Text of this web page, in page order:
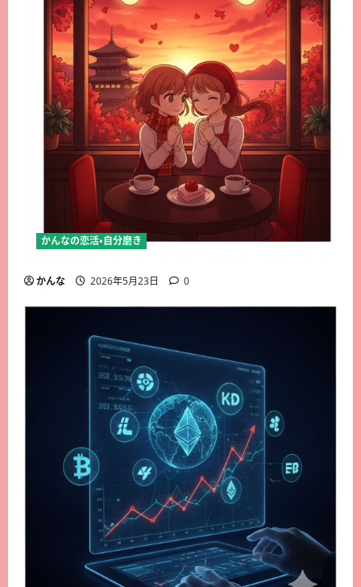
かんなの恋活・自分磨き
かんな 2026年5月23日 0